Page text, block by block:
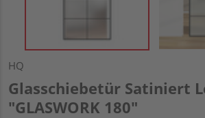
HQ
Glasschiebetür Satiniert
"GLASWORK 180"